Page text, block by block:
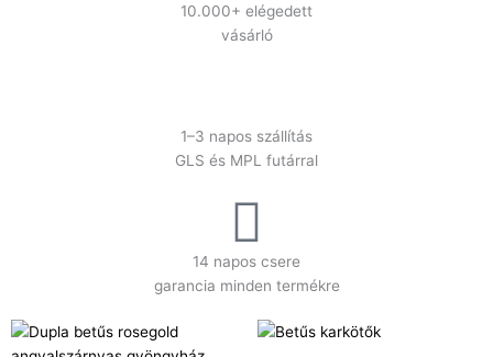
10.000+ elégedett
vásárló
1–3 napos szállítás
GLS és MPL futárral
14 napos csere
garancia minden termékre